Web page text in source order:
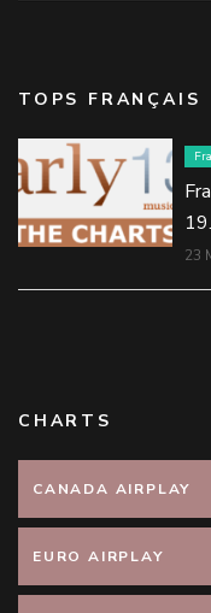
TOPS FRANÇAIS
23
CHARTS
CANADA AIRPLAY
EURO AIRPLAY